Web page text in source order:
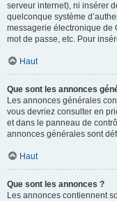
serveur internet), ni insérer
quelconque système
messagerie électronique de
mot de passe, etc. Pour
Haut
Que sont les annonces
Les annonces générales
vous devriez consulter en
et dans le panneau de
annonces générales sont
Haut
Que sont les annonces ?
Les annonces contiennent